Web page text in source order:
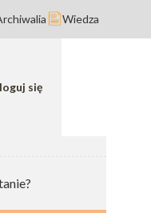
Wiedza
szczegóły
się